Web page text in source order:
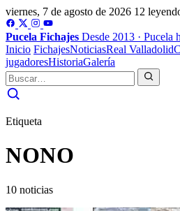
viernes, 7 de agosto de 2026 12
Pucela Fichajes Desde 2013 · Pucela
Inicio FichajesNoticiasReal Valladolid
jugadoresHistoriaGalería
Etiqueta
NONO
10 noticias